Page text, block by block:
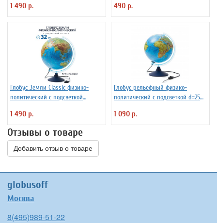
1 490 р. 490 р.
Глобус Земли Classic физико-
политический с подсветкой
1 490 р.
Глобус рельефный физико-
политический с подсветкой d=25
1 090 р.
Отзывы о товаре
Добавить отзыв о товаре
globusoff
Москва
8(495)989-51-22